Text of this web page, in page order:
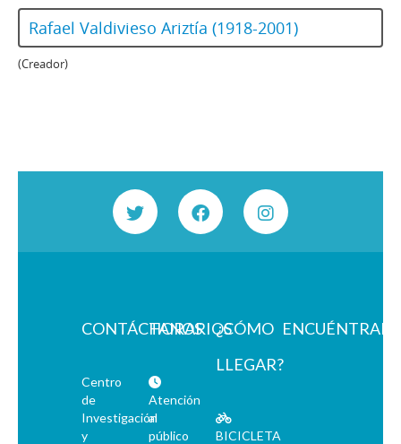
Rafael Valdivieso Ariztía (1918-2001)
(Creador)
CONTÁCTANOS
Centro
de
Investigación
y
HORARIOS
Atención
al
público
¿CÓMO
LLEGAR?
BICICLETA